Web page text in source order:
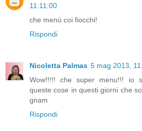
11:11:00
che menù coi fiocchi!
Rispondi
Nicoletta Palmas 5 mag 2013,
Wow!!!!! che super menu!!! io
queste cose in questi giorni che
gnam
Rispondi